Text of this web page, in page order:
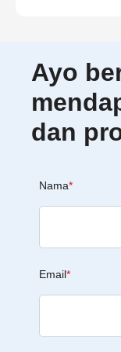
Ayo
dan
Nama*
Email*